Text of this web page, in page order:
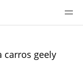
carros geely